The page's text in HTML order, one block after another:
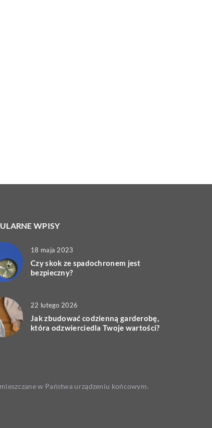
WPISY
18 maja 2023
Czy skok ze spadochronem jest
bezpieczny?
22 lutego 2026
Jak zbudować codzienną garderobę,
która odzwierciedla Twoje wartości?
w Państwa urządzeniu końcowym.